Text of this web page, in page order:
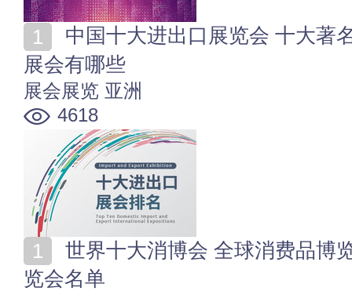
展会有哪些
展会展览 亚洲
4618
览会名单